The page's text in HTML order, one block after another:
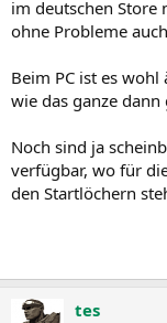
im deutschen Store
ohne Probleme
Beim PC ist es
wie das ganze
Noch sind ja
verfügbar, wo für
den Startlöchern
tes